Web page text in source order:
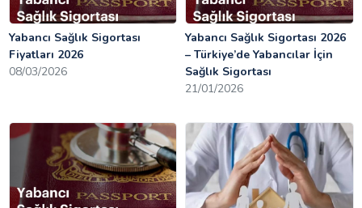
Yabancı Sağlık Sigortası
Fiyatları 2026
08/03/2026
Yabancı Sağlık Sigortası 2026
– Türkiye’de Yabancılar İçin
Sağlık Sigortası
21/01/2026